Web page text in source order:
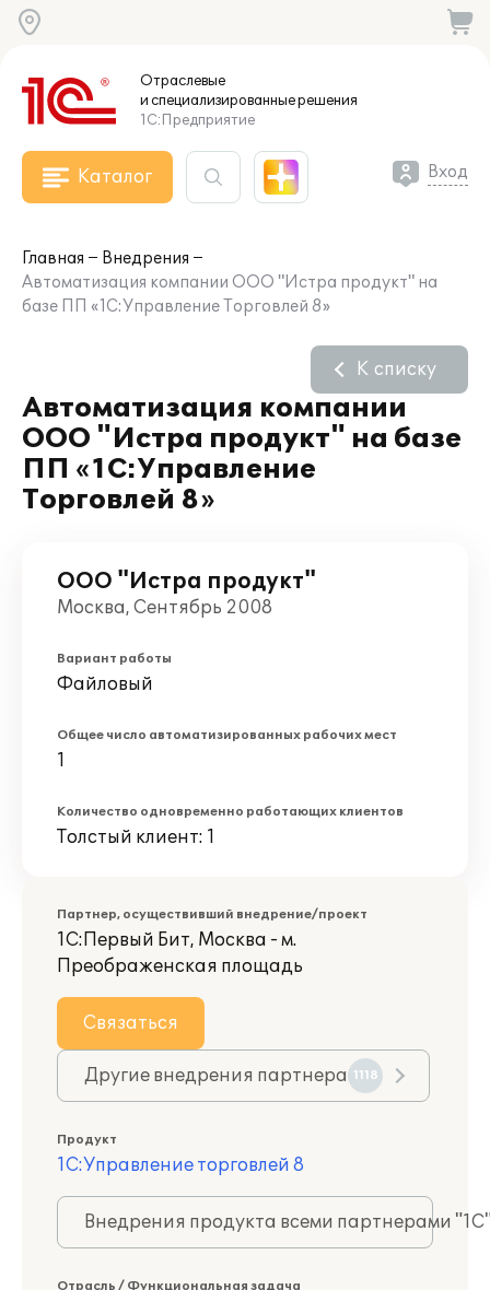
Отраслевые
и специализированныерешения
1С:Предприятие
Каталог Вход
Главная
Внедрения
Автоматизация компании ООО "Истра продукт" на
базе ПП «1С:Управление Торговлей 8»
Автоматизация компании
ООО "Истра продукт" на базе
ПП «1С:Управление
Торговлей 8»
К списку
ООО "Истра продукт"
Москва, Сентябрь 2008
Вариант работы
Файловый
Общее число автоматизированных рабочих мест
1
Количество одновременно работающих клиентов
Толстый клиент: 1
Партнер, осуществивший внедрение/проект
1С:Первый Бит, Москва - м.
Преображенская площадь
Связаться
Другие внедрения партнера 1118
Продукт
1С:Управление торговлей 8
Внедрения продукта всеми партнерами
Отрасль / Функциональная задача